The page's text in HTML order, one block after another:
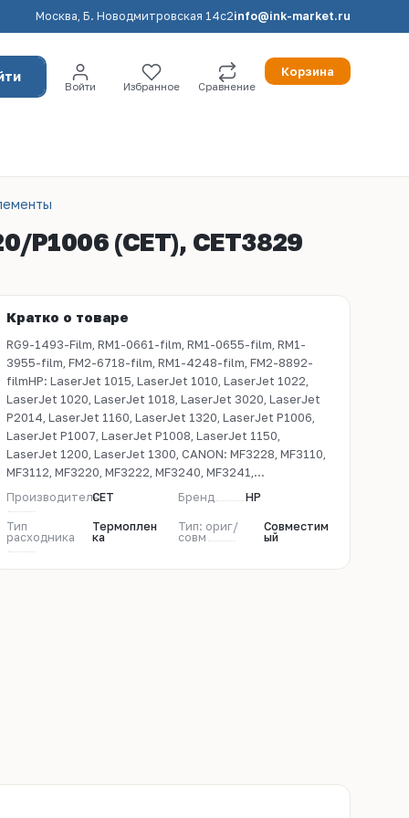
Москва, Б. Новодмитровская 14с2info@ink-market.ru
Войти Избранное Сравнение
Корзина
P1006 (CET), CET3829
Кратко о товаре
RG9-1493-Film, RM1-0661-film, RM1-0655-film, RM1-
3955-film, FM2-6718-film, RM1-4248-film, FM2-8892-
filmHP: LaserJet 1015, LaserJet 1010, LaserJet 1022,
LaserJet 1020, LaserJet 1018, LaserJet 3020, LaserJet
P2014, LaserJet 1160, LaserJet 1320, LaserJet P1006,
LaserJet P1007, LaserJet P1008, LaserJet 1150,
LaserJet 1200, LaserJet 1300, CANON: MF3228, MF3110,
MF3112, MF3220, MF3222, MF3240, MF3241,...
ПроизводительCET Бренд HP
Тип
расходника
Термоплен
ка
Тип: ориг/
совм
Совместим
ый